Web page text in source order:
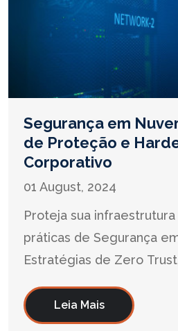
Segurança em
de Proteção e
Corporativo
01 August, 2024
Proteja sua
práticas de Segurança
Estratégias de Zero
Leia Mais